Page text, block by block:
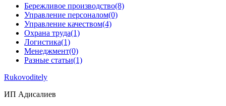
Бережливое производство(8)
Управление персоналом(0)
Управление качеством(4)
Охрана труда(1)
Логистика(1)
Менеджмент(0)
Разные статьи(1)
Rukovoditely
ИП Адисалиев